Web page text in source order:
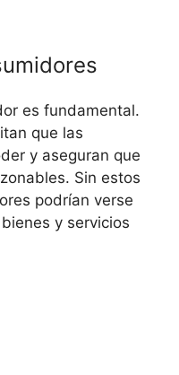
es fundamental.
que las
y aseguran que
Sin estos
podrían verse
y servicios